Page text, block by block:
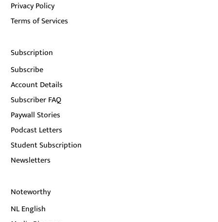
Privacy Policy
Terms of Services
Subscription
Subscribe
Account Details
Subscriber FAQ
Paywall Stories
Podcast Letters
Student Subscription
Newsletters
Noteworthy
NL English